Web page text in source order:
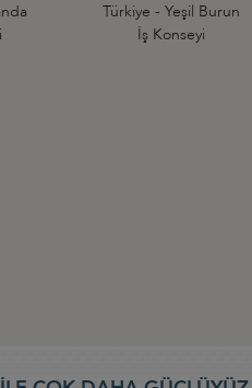
Türkiye - Yeşil Burun
İş Konseyi